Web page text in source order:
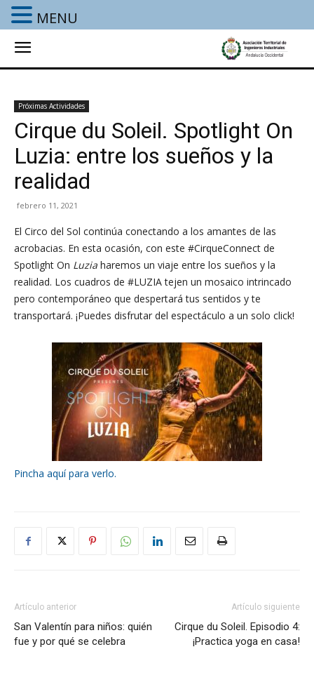
Próximas Actividades
Cirque du Soleil. Spotlight On
Luzia: entre los sueños y la
realidad
febrero 11, 2021
El Circo del Sol continúa conectando a los amantes de las
acrobacias. En esta ocasión, con este #CirqueConnect de
Spotlight On Luzia haremos un viaje entre los sueños y la
realidad. Los cuadros de #LUZIA tejen un mosaico intrincado
pero contemporáneo que despertará tus sentidos y te
transportará. ¡Puedes disfrutar del espectáculo a un solo click!
Pincha aquí para verlo.
Artículo anterior
San Valentín para niños: quién
fue y por qué se celebra
Artículo siguiente
Cirque du Soleil. Episodio 4:
¡Practica yoga en casa!
MENU